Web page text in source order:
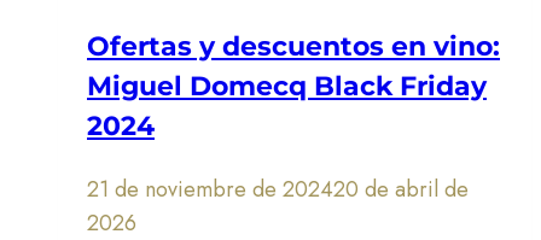
Ofertas y descuentos en vino:
Miguel Domecq Black Friday
2024
21 de noviembre de 202420 de abril de
2026